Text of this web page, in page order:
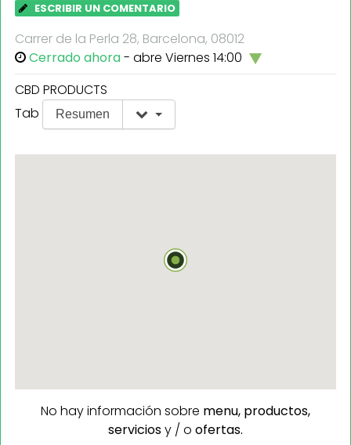
ESCRIBIR UN COMENTARIO
Carrer de la Perla 28, Barcelona, 08012
Cerrado ahora- abre Viernes 14:00
CBD PRODUCTS
Tab
Resumen
No hay información sobre menu, productos,
serviciosy / o ofertas.